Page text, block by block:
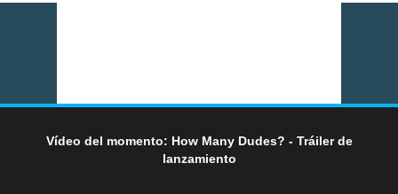
Vídeo del momento: How Many Dudes? - Tráiler de
lanzamiento